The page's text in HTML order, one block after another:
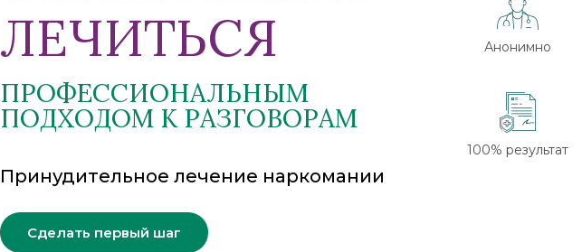
ЛЕЧИТЬСЯ
ПРОФЕССИОНАЛЬНЫМ
ПОДХОДОМ К РАЗГОВОРАМ
Принудительное лечение наркомании
Сделать первый шаг
Анонимно
100% результат